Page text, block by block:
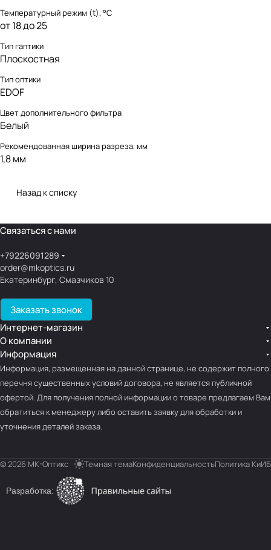
Температурный режим (t), °С
от 18 до 25
Тип гаптики
Плоскостная
Тип оптики
EDOF
Цвет дополнительного фильтра
Белый
Рекомендованная ширина разреза, мм
1,8 мм
Назад к списку
Связаться с нами
+79226091289
order@mkoptics.ru
Екатеринбург, Смазчиков 10
Заказать звонок
Интернет-магазин
О компании
Информация
Информация, размещенная на данной странице, не содержит полного
перечня существенных условий договора, не является публичной
офертой. Для получения полной информации о товаре предлагаем Вам
обратиться к менеджеру либо оставить заявку для обработки и
уточнения деталей заказа.
© 2026 МК-Оптикс Темная темаКонфиденциальностьПолитика КиИБ
Разработка: